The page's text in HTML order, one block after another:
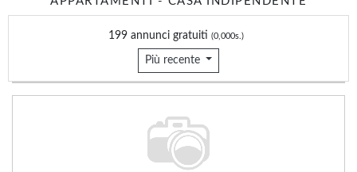
199 annunci gratuiti (0,000s.)
Più recente